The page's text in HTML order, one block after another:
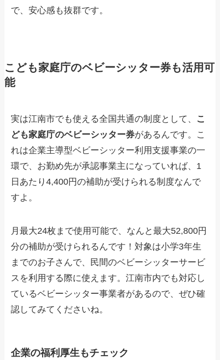
で、安心感も抜群です。
こども家庭庁のベビーシッター券も活用可
能
実は江南市でも使える全国共通の制度として、 こ
ども家庭庁のベビーシッター券があるんです。こ
れは企業主導型ベビーシッター利用支援事業の一
環で、お勤め先が承認事業主になっていれば、1
日あたり4,400円の補助が受けられる制度なんで
すよ。
月最大24枚まで使用可能で、なんと最大52,800円
分の補助が受けられるんです！対象は小学3年生
までのお子さんで、民間のベビーシッターサービ
スを利用する際に使えます。江南市内でも対応し
ているベビーシッター事業者があるので、ぜひ確
認してみてくださいね。
企業の福利厚生もチェック